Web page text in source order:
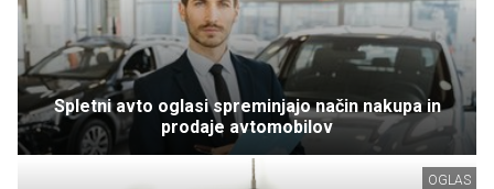
Spletni avto oglasi spreminjajo način nakupa in
prodaje avtomobilov
OGLAS